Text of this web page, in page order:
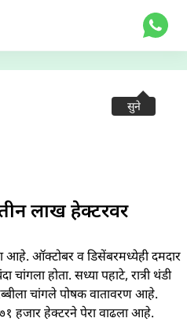
सुने
लाख हेक्टरवर
आहे. ऑक्टोबर व डिसेंबरमध्येही दमदार
होता. सध्या पहाटे, रात्री थंडी
चांगले पोषक वातावरण आहे.
७१ हजार हेक्टरने पेरा वाढला आहे.